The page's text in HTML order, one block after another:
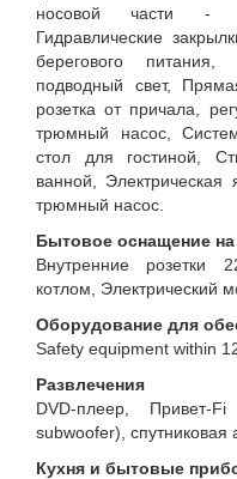
носовой части -
Гидравлические
берегового
подводный свет,
розетка от причала,
трюмный насос,
стол для гостиной,
ванной, Электрическая
трюмный насос.
Бытовое оснащение
Внутренние розетки
котлом, Электрический
Оборудование для
Safety equipment within
Развлечения
DVD-плеер,
subwoofer), спутниковая
Кухня и бытовые